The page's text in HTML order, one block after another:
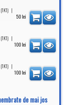
|
50 lei
|
100 lei
|
100 lei
de mai jos